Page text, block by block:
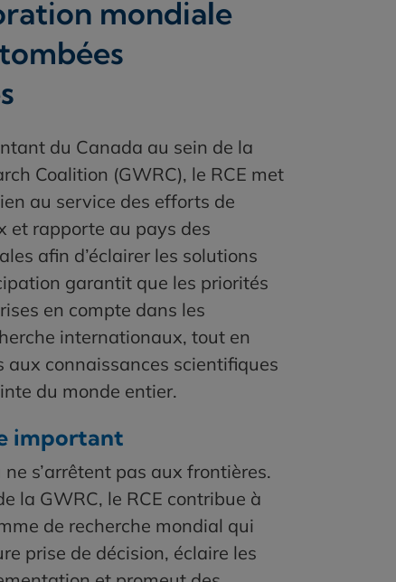
Water Research Coalition
mondiale
du Canada au sein de la
Coalition (GWRC), le RCE met
au service des efforts de
et rapporte au pays des
afin d’éclairer les solutions
garantit que les priorités
en compte dans les
internationaux, tout en
aux connaissances scientifiques
du monde entier.
important
ne s’arrêtent pas aux frontières.
la GWRC, le RCE contribue à
de recherche mondial qui
prise de décision, éclaire les